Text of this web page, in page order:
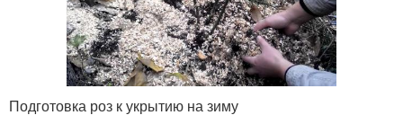
Подготовка роз к укрытию на зиму